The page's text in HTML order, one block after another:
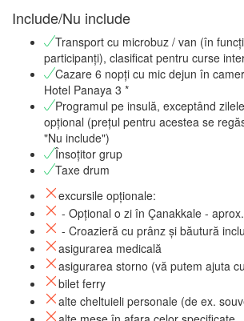
Include/Nu include
Transport cu microbuz / van (în
participanți), clasificat pentru curse
Cazare 6 nopți cu mic dejun în
Hotel Panaya 3 *
Programul pe insulă, exceptând
opțional (prețul pentru acestea se
"Nu include")
Însoțitor grup
Taxe drum
excursile opționale:
- Opțional o zi în Çanakkale -
- Croazieră cu prânz și băutură
asigurarea medicală
asigurarea storno (vă putem ajuta
bilet ferry
alte cheltuieli personale (de ex.